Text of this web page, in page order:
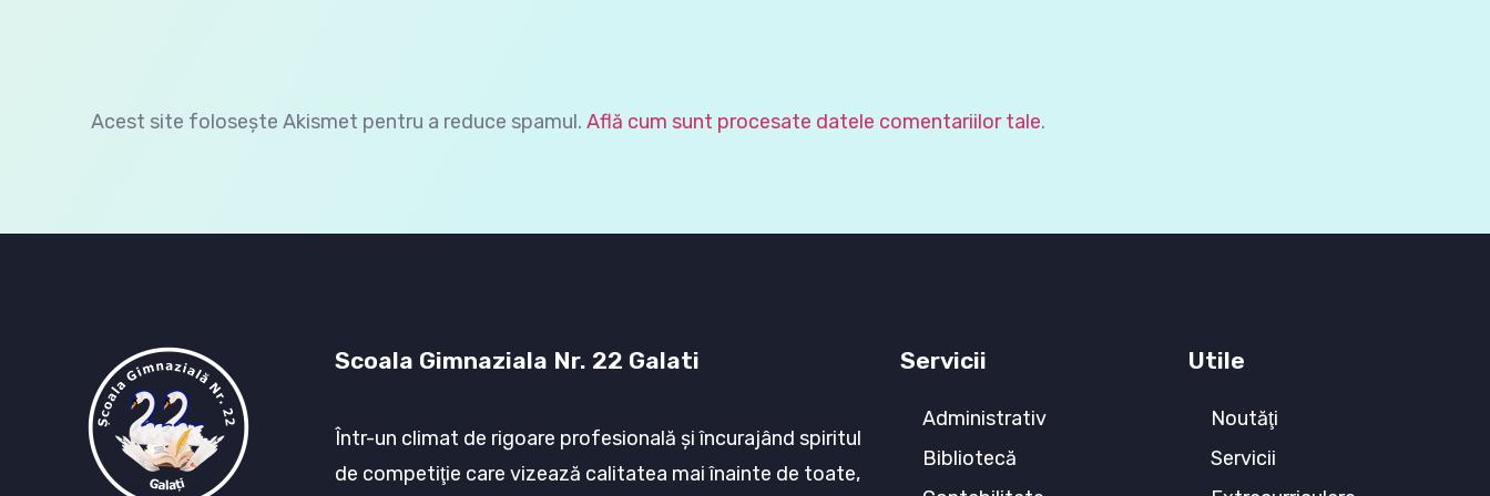
Acest site folosește Akismet pentru a reduce spamul. Află cum sunt procesate datele comentariilor tale.
Scoala Gimnaziala Nr. 22 Galati
Într-un climat de rigoare profesională şi încurajând spiritul
de competiţie care vizează calitatea mai înainte de toate,
Servicii
Administrativ
Bibliotecă
Utile
Noutăţi
Servicii